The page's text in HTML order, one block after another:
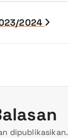
2024
dipublikasikan.